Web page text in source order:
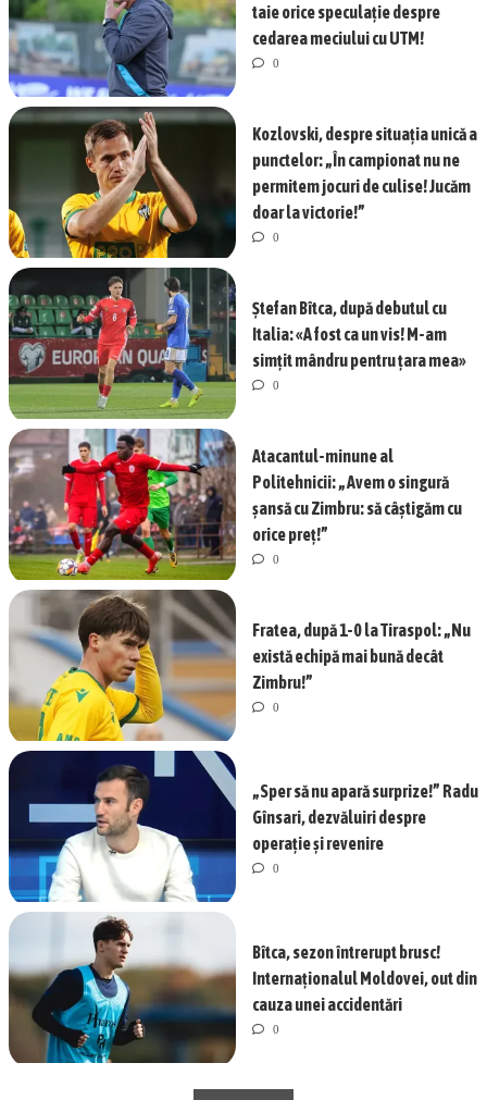
taie orice speculație despre
cedarea meciului cu UTM!
0
Kozlovski, despre situația unică a
punctelor: „În campionat nu ne
permitem jocuri de culise! Jucăm
doar la victorie!”
0
Ștefan Bîtca, după debutul cu
Italia: «A fost ca un vis! M-am
simțit mândru pentru țara mea»
0
Atacantul-minune al
Politehnicii: „Avem o singură
șansă cu Zimbru: să câștigăm cu
orice preț!”
0
Fratea, după 1-0 la Tiraspol: „Nu
există echipă mai bună decât
Zimbru!”
0
„Sper să nu apară surprize!” Radu
Gînsari, dezvăluiri despre
operație și revenire
0
Bîtca, sezon întrerupt brusc!
Internaționalul Moldovei, out din
cauza unei accidentări
0